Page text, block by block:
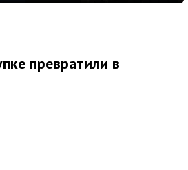
превратили в